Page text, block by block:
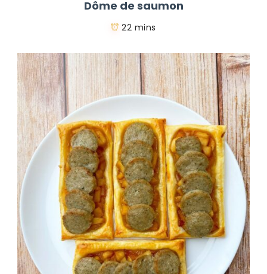
Dôme de saumon
22 mins